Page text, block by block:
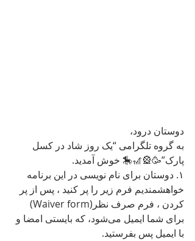
دوستان درود،
به گروه تلگرامی “یک روز شاد در کسل
پارک”🥳🎡🎢🎠 خوش آمدید.
۱. دوستان برای نام نویسی در این برنامه
خواهشمندیم فرم زیر را پر کنید ، پس از پر
کردن ، فرم صرف نظر(Waiver form)
برای شما ایمیل می‌شود، که بایستی امضا و
با ایمیل پس بفرستید.